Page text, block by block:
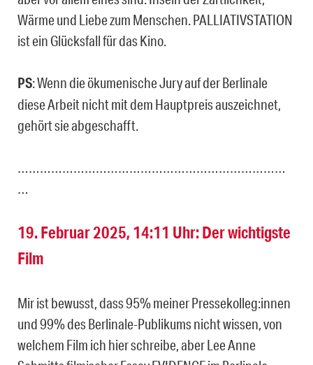
Wärme und Liebe zum Menschen. PALLIATIVSTATION
ist ein Glücksfall für das Kino.
PS: Wenn die ökumenische Jury auf der Berlinale
diese Arbeit nicht mit dem Hauptpreis auszeichnet,
gehört sie abgeschafft.
19. Februar 2025, 14:11 Uhr: Der wichtigste
Film
Mir ist bewusst, dass 95% meiner Pressekolleg:innen
und 99% des Berlinale-Publikums nicht wissen, von
welchem Film ich hier schreibe, aber Lee Anne